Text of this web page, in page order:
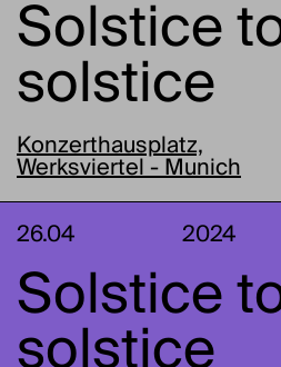
Solstice
solstice
Konzerthausplatz,
Werksviertel - Munich
26.04 2024
Solstice
solstice